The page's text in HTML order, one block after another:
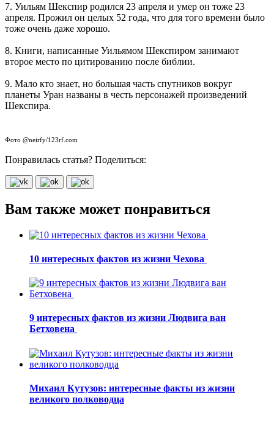
7. Уильям Шекспир родился 23 апреля и умер он тоже 23
апреля. Прожил он целых 52 года, что для того времени было
тоже очень даже хорошо.
8. Книги, написанные Уильямом Шекспиром занимают
второе место по цитированию после библии.
9. Мало кто знает, но большая часть спутников вокруг
планеты Уран названы в честь персонажей произведений
Шекспира.
Фото @neirfy/123rf.com
Понравилась статья? Поделиться:
Вам также может понравиться
10 интересных фактов из жизни Чехова
9 интересных фактов из жизни Людвига ван
Бетховена
Михаил Кутузов: интересные факты из жизни
великого полководца